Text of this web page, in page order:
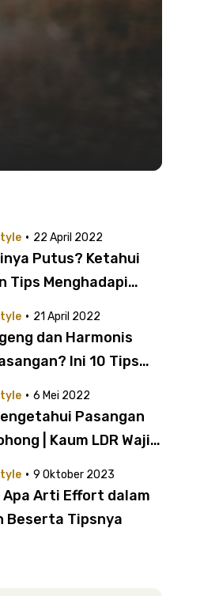
· 22 April 2022
Putus? Ketahui
Tips Menghadapi
· 21 April 2022
dan Harmonis
Ini 10 Tips
· 6 Mei 2022
Pasangan
| Kaum LDR Wajib
· 9 Oktober 2023
Apa Arti Effort dalam
Beserta Tipsnya